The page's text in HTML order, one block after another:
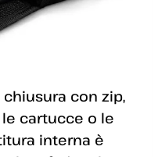
con zip,
cartucce o le
interna è